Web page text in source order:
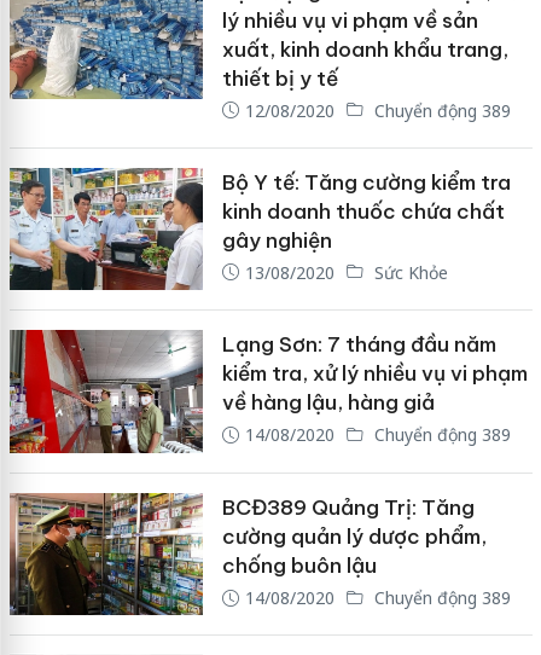
lý nhiều vụ vi phạm về sản
xuất, kinh doanh khẩu trang,
thiết bị y tế
12/08/2020 Chuyển động 389
Bộ Y tế: Tăng cường kiểm tra
kinh doanh thuốc chứa chất
gây nghiện
13/08/2020 Sức Khỏe
Lạng Sơn: 7 tháng đầu năm
kiểm tra, xử lý nhiều vụ vi phạm
về hàng lậu, hàng giả
14/08/2020 Chuyển động 389
BCĐ389 Quảng Trị: Tăng
cường quản lý dược phẩm,
chống buôn lậu
14/08/2020 Chuyển động 389